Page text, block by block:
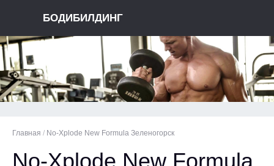
БОДИБИЛДИНГ
Главная / No-Xplode New Formula Зеленогорск
No-Xplode New Formula